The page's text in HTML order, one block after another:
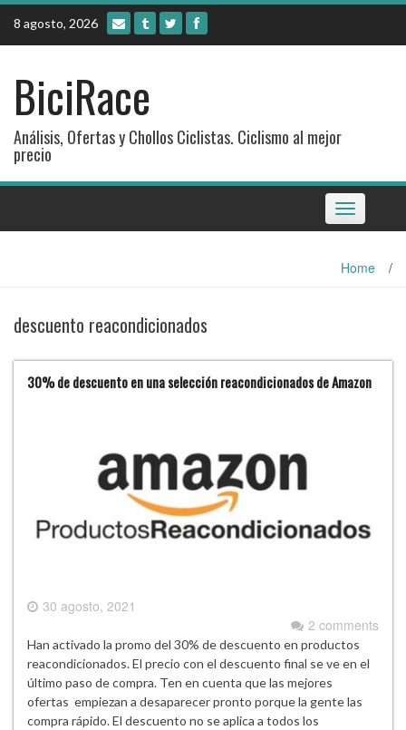
Skip
content
8 agosto, 2026
BiciRace
Análisis, Ofertas y Chollos Ciclistas. Ciclismo al mejor
precio
Toggle
navigation
Home /
descuento reacondicionados
30% de descuento en una selección reacondicionados de Amazon
30 agosto, 2021
2 comments
Han activado la promo del 30% de descuento en productos
reacondicionados. El precio con el descuento final se ve en el
último paso de compra. Ten en cuenta que las mejores
ofertas empiezan a desaparecer pronto porque la gente las
compra rápido. El descuento no se aplica a todos los